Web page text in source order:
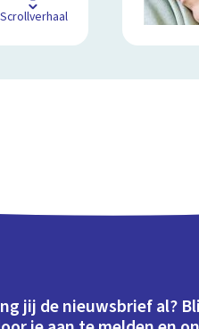
Scrollverhaal
jij de nieuwsbrief al?